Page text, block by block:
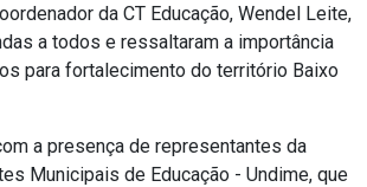
da CT Educação, Wendel Leite,
a todos e ressaltaram a importância
para fortalecimento do território Baixo
a presença de representantes da
Municipais de Educação - Undime, que